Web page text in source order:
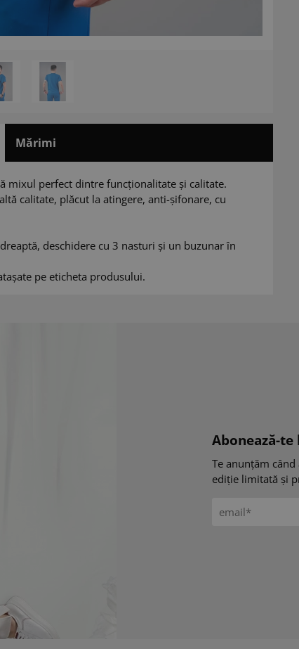
Mărimi
mixul perfect dintre funcționalitate și calitate.
calitate, plăcut la atingere, anti-șifonare, cu
deschidere cu 3 nasturi și un buzunar în
pe eticheta produsului.
Abonează-
Te anunțăm
ediție limitată și